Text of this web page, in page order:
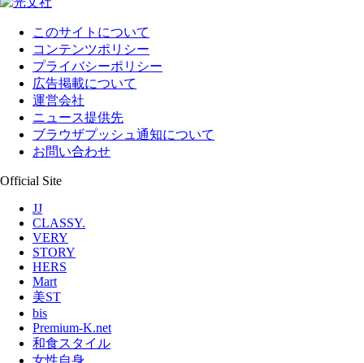
このサイトについて
コンテンツポリシー
プライバシーポリシー
広告掲載について
運営会社
ニュース提供先
ブラウザプッシュ通知について
お問い合わせ
Official Site
JJ
CLASSY.
VERY
STORY
HERS
Mart
美ST
bis
Premium-K.net
和食スタイル